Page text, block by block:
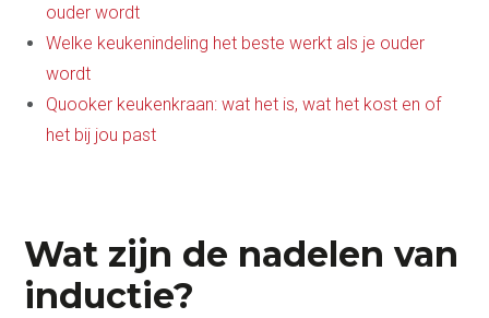
ouder wordt
Welke keukenindeling het beste werkt als je ouder
wordt
Quooker keukenkraan: wat het is, wat het kost en of
het bij jou past
Wat zijn de nadelen van
inductie?